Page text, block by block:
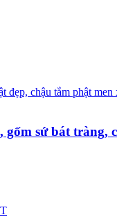
sứ bát tràng,